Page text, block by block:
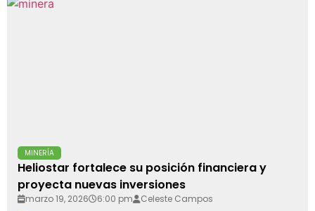
MINERÍA
Heliostar fortalece su posición financiera y
proyecta nuevas inversiones
marzo 19, 2026 6:00 pm Celeste Campos